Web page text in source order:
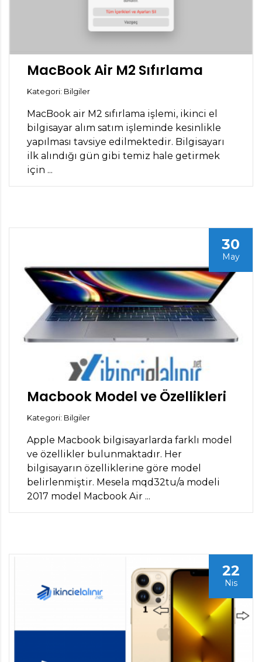
MacBook Air M2 Sıfırlama
Kategori: Bilgiler
MacBook air M2 sıfırlama işlemi, ikinci el
bilgisayar alım satım işleminde kesinlikle
yapılması tavsiye edilmektedir. Bilgisayarı
ilk alındığı gün gibi temiz hale getirmek
için ...
30
May
Macbook Model ve Özellikleri
Kategori: Bilgiler
Apple Macbook bilgisayarlarda farklı model
ve özellikler bulunmaktadır. Her
bilgisayarın özelliklerine göre model
belirlenmiştir. Mesela mqd32tu/a modeli
2017 model Macbook Air ...
22
Nis